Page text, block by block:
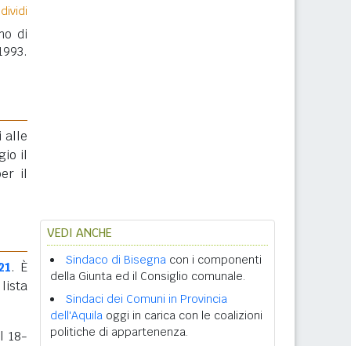
di
alle
il
il
. È
18-
VEDI ANCHE
Sindaco di Bisegna con i componenti
della Giunta ed il Consiglio comunale.
Sindaci dei Comuni in Provincia
dell'Aquila oggi in carica con le coalizioni
politiche di appartenenza.